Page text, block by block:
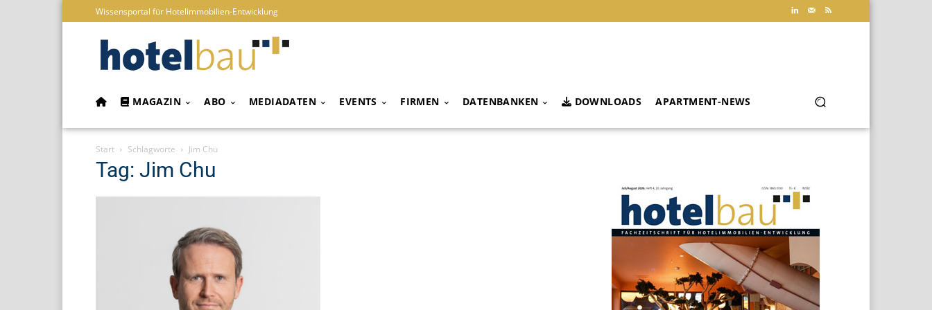
Wissensportal für Hotelimmobilien-Entwicklung
MAGAZIN ABO MEDIADATEN EVENTS FIRMEN DATENBANKEN DOWNLOADS APARTMENT-NEWS
Start Schlagworte Jim Chu
Tag: Jim Chu